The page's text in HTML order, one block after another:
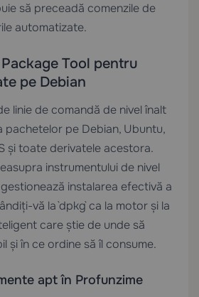
să preceadă comenzile de
automatizate.
Tool pentru
pe Debian
linie de comandă de nivel înalt
pachetelor pe Debian, Ubuntu,
și toate derivatele acestora.
instrumentului de nivel
gestionează instalarea efectivă a
vă la `dpkg` ca la motor și la
care știe de unde să
și în ce ordine să îl consume.
apt în Profunzime